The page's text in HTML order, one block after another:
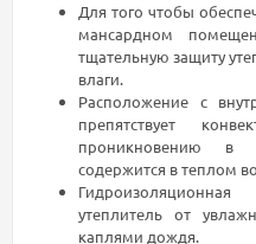
Для того чтобы
мансардном
тщательную защиту
влаги.
Расположение с
препятствует
проникновению в
содержится в теплом
утеплитель от
каплями дождя.